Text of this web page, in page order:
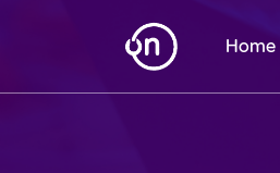
Home